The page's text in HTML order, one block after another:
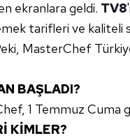
ekranlara geldi. TV8
tarifleri ve kaliteli
MasterChef
BAŞLADI?
1 Temmuz Cuma
KİMLER?